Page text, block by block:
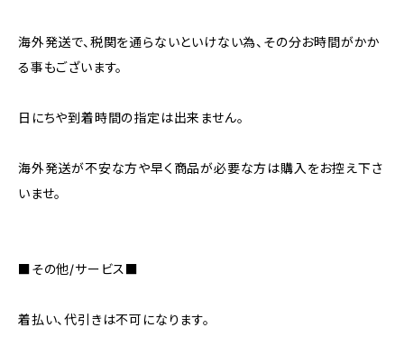
海外発送で、税関を通らないといけない為、その分お時間がかか
る事もございます。
日にちや到着時間の指定は出来ません。
海外発送が不安な方や早く商品が必要な方は購入をお控え下さ
いませ。
■その他/サービス■
着払い、代引きは不可になります。